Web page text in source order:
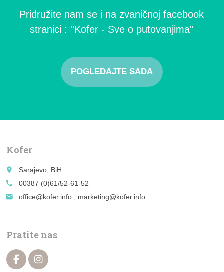
Pridružite nam se i na zvaničnoj facebook
stranici : ''Kofer - Sve o putovanjima''
POGLEDAJTE SADA
Kofer
place
Sarajevo, BiH
call
00387 (0)61/52-61-52
email
office@kofer.info , marketing@kofer.info
Pratite nas